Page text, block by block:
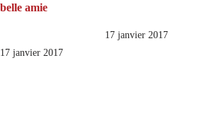
belle amie
17 janvier 2017
17 janvier 2017